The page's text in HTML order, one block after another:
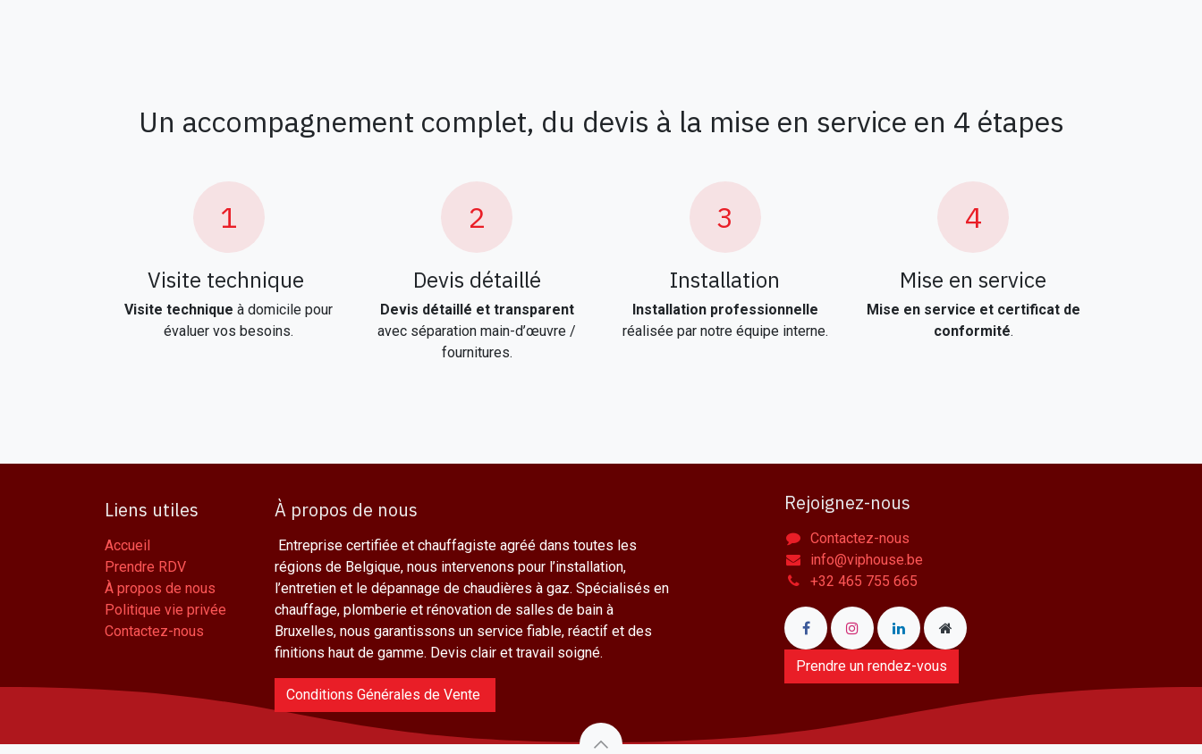
Un accompagnement complet, du devis à la mise en service en 4 étapes
1
Visite technique
Visite techniqueà domicile pour
évaluer vos besoins.
2
Devis détaillé
Devis détaillé et transparent
avec séparation main-d’œuvre /
fournitures.
3
Installation
Installation professionnelle
réalisée par notre équipe interne.
4
Mise en service
Mise en service et certificat de
conformité.
Liens utiles
Accueil
Prendre RDV
À propos de nous
Politique vie privée
Contactez-nous
À propos de nous
Entreprise certifiée et chauffagiste agréé dans toutes les
régions de Belgique, nous intervenons pour l’installation,
l’entretien et le dépannage de chaudières à gaz. Spécialisés en
chauffage, plomberie et rénovation de salles de bain à
Bruxelles, nous garantissons un service fiable, réactif et des
finitions haut de gamme. Devis clair et travail soigné.
Conditions Générales de Vente
Rejoignez-nous
Contactez-nous
info@viphouse.be
+32 465 755 665
Prendre un rendez-vous